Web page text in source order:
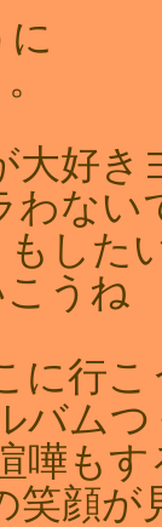
大好き
わない
もした
うね
に行こ
バム
嘩もす
笑顔が